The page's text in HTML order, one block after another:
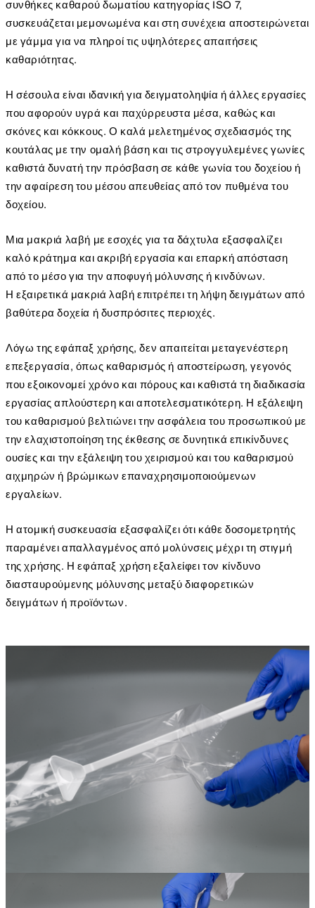
συνθήκες καθαρού δωματίου κατηγορίας ISO 7,
συσκευάζεται μεμονωμένα και στη συνέχεια αποστειρώνεται
με γάμμα για να πληροί τις υψηλότερες απαιτήσεις
καθαριότητας.
Η σέσουλα είναι ιδανική για δειγματοληψία ή άλλες εργασίες
που αφορούν υγρά και παχύρρευστα μέσα, καθώς και
σκόνες και κόκκους. Ο καλά μελετημένος σχεδιασμός της
κουτάλας με την ομαλή βάση και τις στρογγυλεμένες γωνίες
καθιστά δυνατή την πρόσβαση σε κάθε γωνία του δοχείου ή
την αφαίρεση του μέσου απευθείας από τον πυθμένα του
δοχείου.
Μια μακριά λαβή με εσοχές για τα δάχτυλα εξασφαλίζει
καλό κράτημα και ακριβή εργασία και επαρκή απόσταση
από το μέσο για την αποφυγή μόλυνσης ή κινδύνων.
Η εξαιρετικά μακριά λαβή επιτρέπει τη λήψη δειγμάτων από
βαθύτερα δοχεία ή δυσπρόσιτες περιοχές.
Λόγω της εφάπαξ χρήσης, δεν απαιτείται μεταγενέστερη
επεξεργασία, όπως καθαρισμός ή αποστείρωση, γεγονός
που εξοικονομεί χρόνο και πόρους και καθιστά τη διαδικασία
εργασίας απλούστερη και αποτελεσματικότερη. Η εξάλειψη
του καθαρισμού βελτιώνει την ασφάλεια του προσωπικού με
την ελαχιστοποίηση της έκθεσης σε δυνητικά επικίνδυνες
ουσίες και την εξάλειψη του χειρισμού και του καθαρισμού
αιχμηρών ή βρώμικων επαναχρησιμοποιούμενων
εργαλείων.
Η ατομική συσκευασία εξασφαλίζει ότι κάθε δοσομετρητής
παραμένει απαλλαγμένος από μολύνσεις μέχρι τη στιγμή
της χρήσης. Η εφάπαξ χρήση εξαλείφει τον κίνδυνο
διασταυρούμενης μόλυνσης μεταξύ διαφορετικών
δειγμάτων ή προϊόντων.